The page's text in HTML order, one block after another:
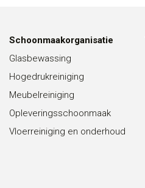
Schoonmaakorganisatie
Glasbewassing
Hogedrukreiniging
Meubelreiniging
Opleveringsschoonmaak
Vloerreiniging en onderhoud